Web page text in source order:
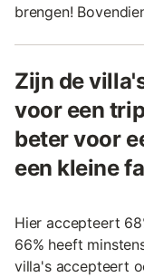
brengen!
Zijn de
voor een
beter voor
een kleine
Hier accepteert
66% heeft
villa's accepteert